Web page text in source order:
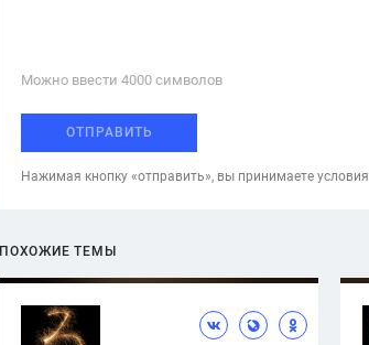
Можно ввести 4000 cимволов
ОТПРАВИТЬ
Нажимая кнопку «отправить», вы принимаете условия
ПОХОЖИЕ ТЕМЫ